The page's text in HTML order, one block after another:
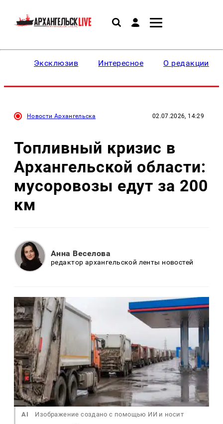
Эксклюзив Интересное О редакции
Новости Архангельска 02.07.2026, 14:29
Топливный кризис в
Архангельской области:
мусоровозы едут за 200
км
Анна Веселова
редактор архангельской ленты новостей
AI
Изображение создано с помощью ИИ и носит